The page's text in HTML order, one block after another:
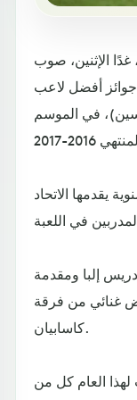
غدًا الإثنين، صوب
جوائز أفضل لاعب
في الموسم
يقدمها الاتحاد
إلبا ومقدمة
غنائي من فرقة
كاسابيان.
العام كل من